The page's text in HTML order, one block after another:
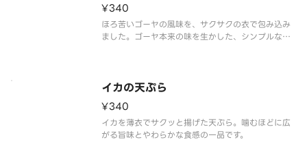
¥340
ほろ苦いゴーヤの風味を、サクサクの衣で包み込み
ました。ゴーヤ本来の味を生かした、シンプルなが
イカの天ぷら
¥340
イカを薄衣でサクッと揚げた天ぷら。噛むほどに広
がる旨味とやわらかな食感の一品です。